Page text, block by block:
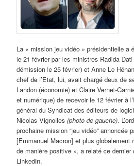
La « mission jeu vidéo » présidentielle a
le 21 février par les ministres Radida
démission le 25 février) et Anne Le
chef de l’Etat, lui, avait chargé deux de
Landon (économie) et Claire Vernet-
et numérique) de recevoir le 12 février à
général du Syndicat des éditeurs de
Nicolas Vignolles(photo de gauche).
prochaine mission “jeu vidéo” annoncée
[Emmanuel Macron] et plus globalement
de manière positive », a relaté ce
LinkedIn.